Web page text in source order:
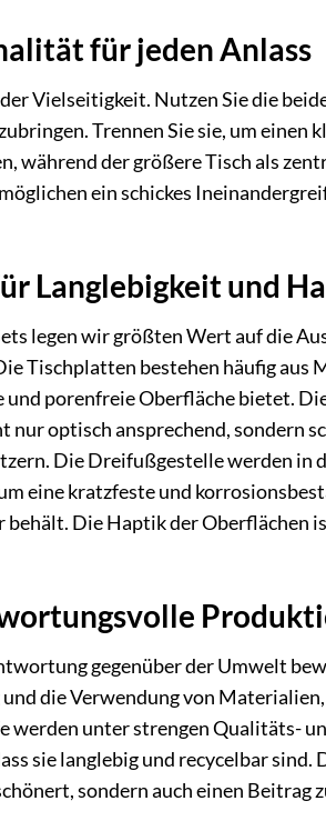
für jeden Anlass
Vielseitigkeit. Nutzen Sie die
Trennen Sie sie, um einen
während der größere Tisch als
ein schickes
Langlebigkeit und
legen wir größten Wert auf die
Tischplatten bestehen häufig
porenfreie Oberfläche bietet.
nur optisch ansprechend, sondern
Die Dreifußgestelle werden in
eine kratzfeste und
Die Haptik der Oberflächen
gegenüber der Umwelt
die Verwendung von
werden unter strengen Qualitäts-
sie langlebig und recycelbar sind.
sondern auch einen